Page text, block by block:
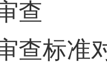
查
标准